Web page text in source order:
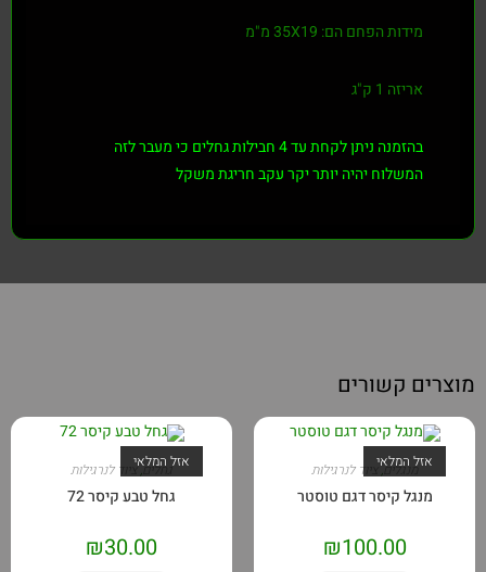
מידות הפחם הם: 35X19 מ"מ
אריזה 1 ק"ג
בהזמנה ניתן לקחת עד 4 חבילות גחלים כי מעבר לזה
המשלוח יהיה יותר יקר עקב חריגת משקל
מוצרים קשורים
אזל המלאי
מנגלים, ציוד לנרגילות
מנגל קיסר דגם טוסטר
₪100.00
אזל המלאי
גחלים, ציוד לנרגילות
גחל טבע קיסר 72
₪30.00